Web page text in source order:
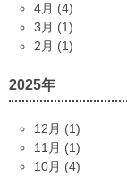
4月 (4)
3月 (1)
2月 (1)
2025年
12月 (1)
11月 (1)
10月 (4)